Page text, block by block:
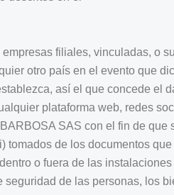
filiales, vinculadas, o
otro país en el evento que
así el que concede el
plataforma web, redes
SAS con el fin de
de los documentos
o fuera de las
de las personas, los